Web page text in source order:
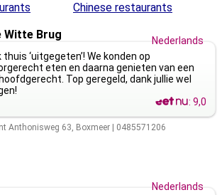
Chinese restaurants
Witte Brug
Nederlands
‘uitgegeten’! We konden op
eten en daarna genieten van een
Top geregeld, dank jullie wel
:9,0
Anthonisweg 63, Boxmeer 0485571206
Nederlands